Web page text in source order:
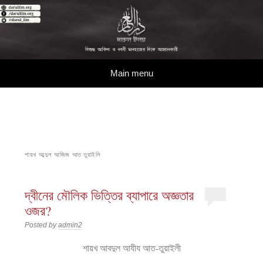
বিশুদ্ধ আকিদা ও নববী মানহাজের দিকে আহ্বানকারী
Main menu
শায়খ আব্দুল আজিজ আত তুয়াইলি
দ্বীনের মৌলিক ভিত্তির ব্যাপারে অজ্ঞতার
ওজর?
Posted byadmin2
শায়খ আবদুল আযীয আত-তুয়াইলী